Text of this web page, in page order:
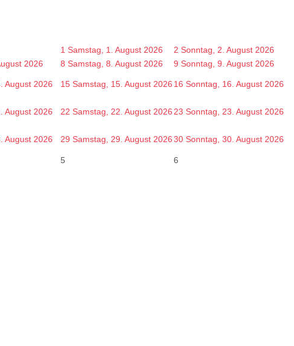
1 Samstag, 1. August 2026 2 Sonntag, 2. August 2026
2026 8 Samstag, 8. August 2026 9 Sonntag, 9. August 2026
August 2026 15 Samstag, 15. August 2026 16 Sonntag, 16. August 2026
August 2026 22 Samstag, 22. August 2026 23 Sonntag, 23. August 2026
August 2026 29 Samstag, 29. August 202630 Sonntag, 30. August 2026
5
6